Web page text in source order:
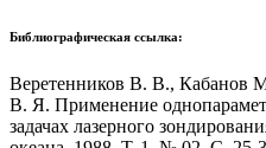
Библиографическая ссылка:
Веретенников В. В., Кабанов
В. Я. Применение
задачах лазерного